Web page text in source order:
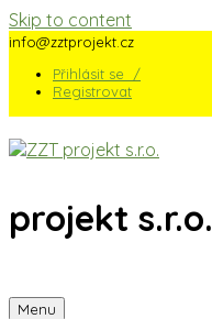
Skip to content
info@zztprojekt.cz
Přihlásit se /
Registrovat
projekt s.r.o.
Menu